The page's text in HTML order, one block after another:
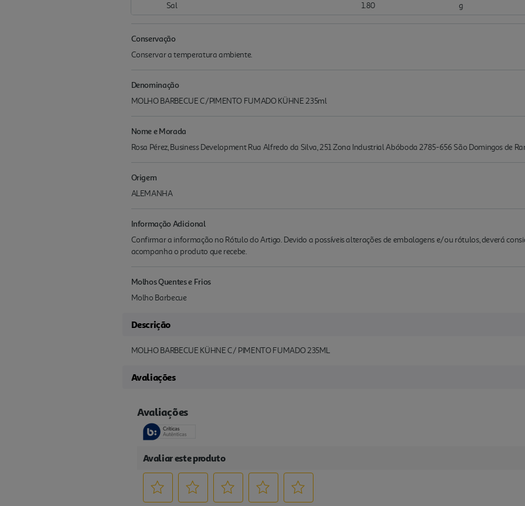
Sal
1.80 g
Conservação
Conservar a temperatura ambiente.
Denominação
MOLHO BARBECUE C/PIMENTO FUMADO KÜHNE 235ml
Nome e Morada
Rosa Pérez, Business Development Rua Alfredo da Silva, 251 Zona Industrial Abóboda 2785-656 São Domingos de
Origem
ALEMANHA
Informação Adicional
Confirmar a informação no Rótulo do Artigo. Devido a possíveis alterações de embalagens e/ou rótulos, deverá
acompanha o produto que recebe.
Molhos Quentes e Frios
Molho Barbecue
Descrição
MOLHO BARBECUE KÜHNE C/ PIMENTO FUMADO 235ML
Avaliações